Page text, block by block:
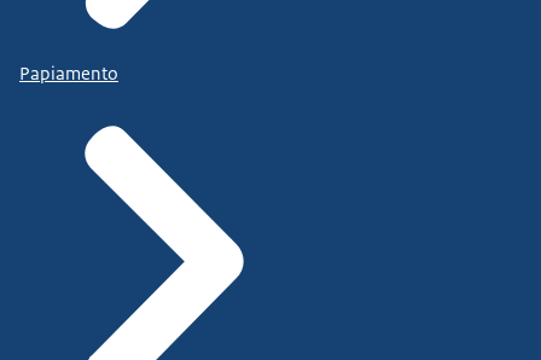
Papiamento